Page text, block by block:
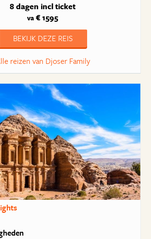
8 dagen incl ticket
va € 1595
BEKIJK DEZE REIS
reizen van Djoser Family